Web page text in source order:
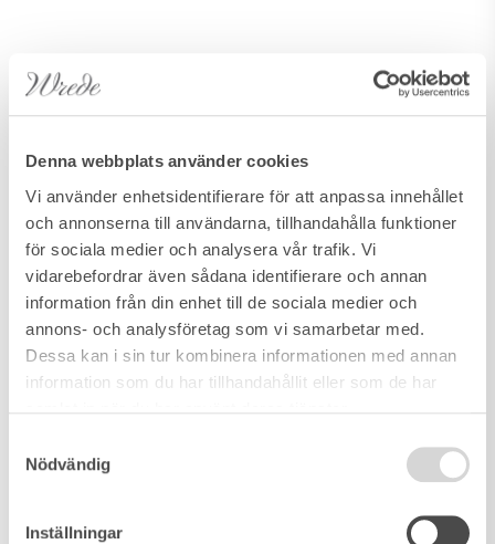
Denna webbplats använder cookies
Vi använder enhetsidentifierare för att anpassa innehållet
och annonserna till användarna, tillhandahålla funktioner
för sociala medier och analysera vår trafik. Vi
vidarebefordrar även sådana identifierare och annan
information från din enhet till de sociala medier och
annons- och analysföretag som vi samarbetar med.
Dessa kan i sin tur kombinera informationen med annan
information som du har tillhandahållit eller som de har
Nödvändig
Inställningar